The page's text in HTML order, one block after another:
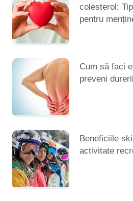
colesterol:
pentru
Cum să faci
preveni
Beneficiile
activitate